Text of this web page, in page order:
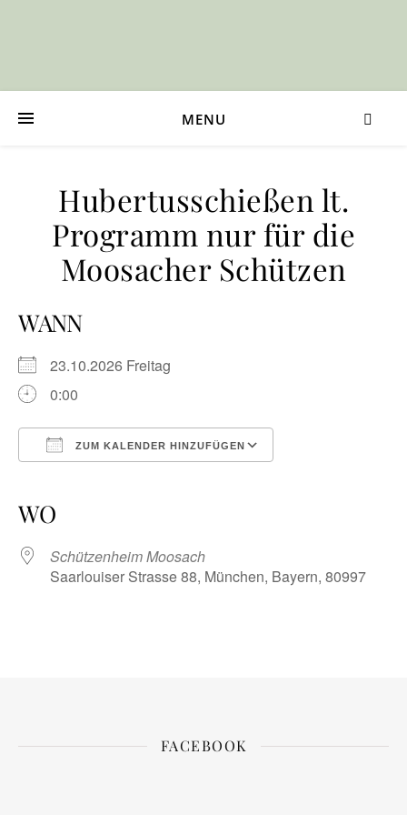
MENU
Hubertusschießen lt.
Programm nur für die
Moosacher Schützen
WANN
23.10.2026 Freitag
0:00
ZUM KALENDER HINZUFÜGEN
WO
Schützenheim Moosach
Saarlouiser Strasse 88, München, Bayern, 80997
FACEBOOK